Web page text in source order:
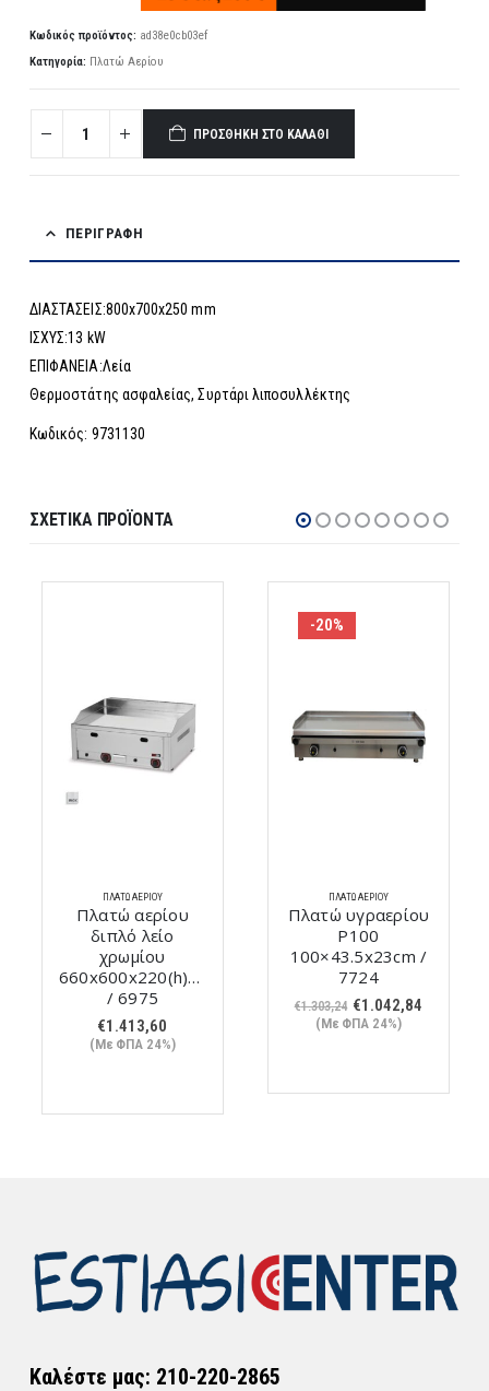
Κωδικός προϊόντος: ad38e0cb03ef
Κατηγορία: Πλατώ Αερίου
ΠΡΟΣΘΉΚΗ ΣΤΟ ΚΑΛΆΘΙ
ΠΕΡΙΓΡΑΦΉ
ΔΙΑΣΤΑΣΕΙΣ:800x700x250 mm
ΙΣΧΥΣ:13 kW
ΕΠΙΦΑΝΕΙΑ:Λεία
Θερμοστάτης ασφαλείας, Συρτάρι λιποσυλλέκτης
Κωδικός: 9731130
ΣΧΕΤΙΚΆ ΠΡΟΪΌΝΤΑ
ΠΛΑΤΏ ΑΕΡΊΟΥ
Πλατώ αερίου
διπλό λείο
χρωμίου
660x600x220(h)mm
/ 6975
€1.413,60
(Με ΦΠΑ 24%)
-20%
ΠΛΑΤΏ ΑΕΡΊΟΥ
Πλατώ υγραερίου
P100
100×43.5x23cm /
7724
€1.303,24 Original
price
€1.042,84
(Με ΦΠΑ 24%)
Καλέστε μας: 210-220-2865